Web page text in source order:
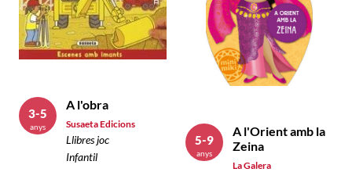
A l'obra
Susaeta Edicions
Llibres joc
Infantil
3-5
anys
A l'Orient amb la
Zeina
La Galera
5-9
anys